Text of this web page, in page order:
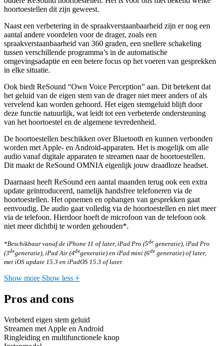
hoortoestellen dit zijn geweest.
Naast een verbetering in de spraakverstaanbaarheid zijn er nog een
aantal andere voordelen voor de drager, zoals een
spraakverstaanbaarheid van 360 graden, een snellere schakeling
tussen verschillende programma’s in de automatische
omgevingsadaptie en een betere focus op het voeren van gesprekken
in elke situatie.
Ook biedt ReSound “Own Voice Perception” aan. Dit betekent dat
het geluid van de eigen stem van de drager niet meer anders of als
vervelend kan worden gehoord. Het eigen stemgeluid blijft door
deze functie natuurlijk, wat leidt tot een verbeterde ondersteuning
van het hoortoestel en de algemene tevredenheid.
De hoortoestellen beschikken over Bluetooth en kunnen verbonden
worden met Apple- en Android-apparaten. Het is mogelijk om alle
audio vanaf digitale apparaten te streamen naar de hoortoestellen.
Dit maakt de ReSound OMNIA eigenlijk jouw draadloze headset.
Daarnaast heeft ReSound een aantal maanden terug ook een extra
update geïntroduceerd, namelijk handsfree telefoneren via de
hoortoestellen. Het opnemen en ophangen van gesprekken gaat
eenvoudig. De audio gaat volledig via de hoortoestellen en niet meer
via de telefoon. Hierdoor hoeft de microfoon van de telefoon ook
niet meer dichtbij te worden gehouden*.
*Beschikbaar vanaf de iPhone 11 of later, iPad Pro (5de generatie), iPad Pro
(3degeneratie), iPad Air (4degeneratie) en iPad mini (6de generatie) of later,
met iOS update 15.3 en iPadOS 15.3 of later.
Show more Show less +
Pros and cons
Verbeterd eigen stem geluid
Streamen met Apple en Android
Ringleiding en multifunctionele knop